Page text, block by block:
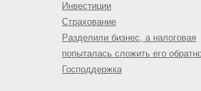
Инвестиции
Страхование
Разделили бизнес, а налоговая
попыталась сложить его
Господдержка